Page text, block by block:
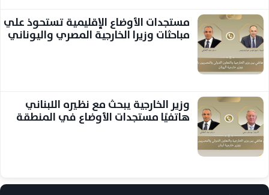
مستجدات الأوضاع الإقليمية تستحوذ علي
مباحثات وزيرا الخارجية المصري واليوناني
وزير الخارجية يبحث مع نظيره اللبناني
هاتفيًا مستجدات الأوضاع في المنطقة